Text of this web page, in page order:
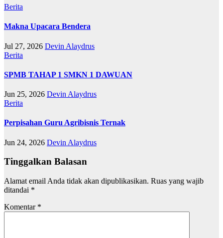
Berita
Makna Upacara Bendera
Jul 27, 2026 Devin Alaydrus
Berita
SPMB TAHAP 1 SMKN 1 DAWUAN
Jun 25, 2026 Devin Alaydrus
Berita
Perpisahan Guru Agribisnis Ternak
Jun 24, 2026 Devin Alaydrus
Tinggalkan Balasan
Alamat email Anda tidak akan dipublikasikan. Ruas yang wajib
ditandai *
Komentar *